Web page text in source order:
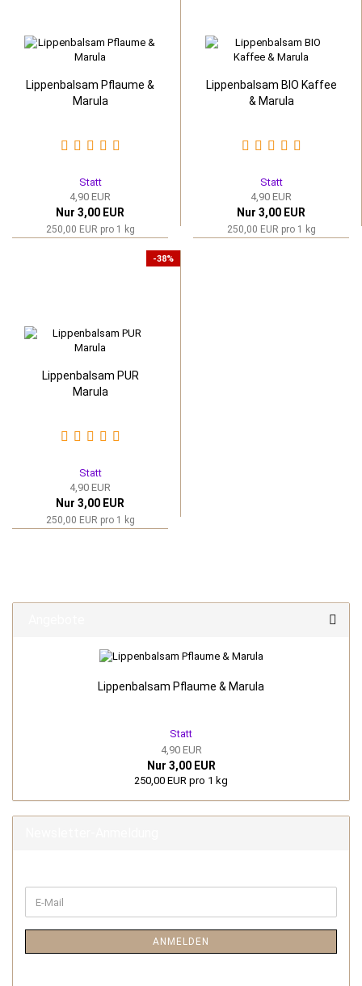
Lippenbalsam Pflaume &
Marula
Statt
4,90 EUR
Nur 3,00 EUR
250,00 EUR pro 1 kg
Lippenbalsam BIO Kaffee
& Marula
Statt
4,90 EUR
Nur 3,00 EUR
250,00 EUR pro 1 kg
-38%
Lippenbalsam PUR
Marula
Statt
4,90 EUR
Nur 3,00 EUR
250,00 EUR pro 1 kg
Lippenbalsam Pflaume & Marula
Statt
4,90 EUR
Nur 3,00 EUR
250,00 EUR pro 1 kg
ANMELDEN